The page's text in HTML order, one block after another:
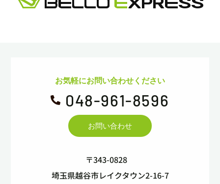
お気軽にお問い合わせください
 048-961-8596
お問い合わせ
〒343-0828
埼玉県越谷市レイクタウン2-16-7